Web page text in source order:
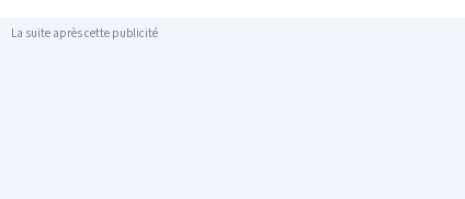
La suite après cette publicité